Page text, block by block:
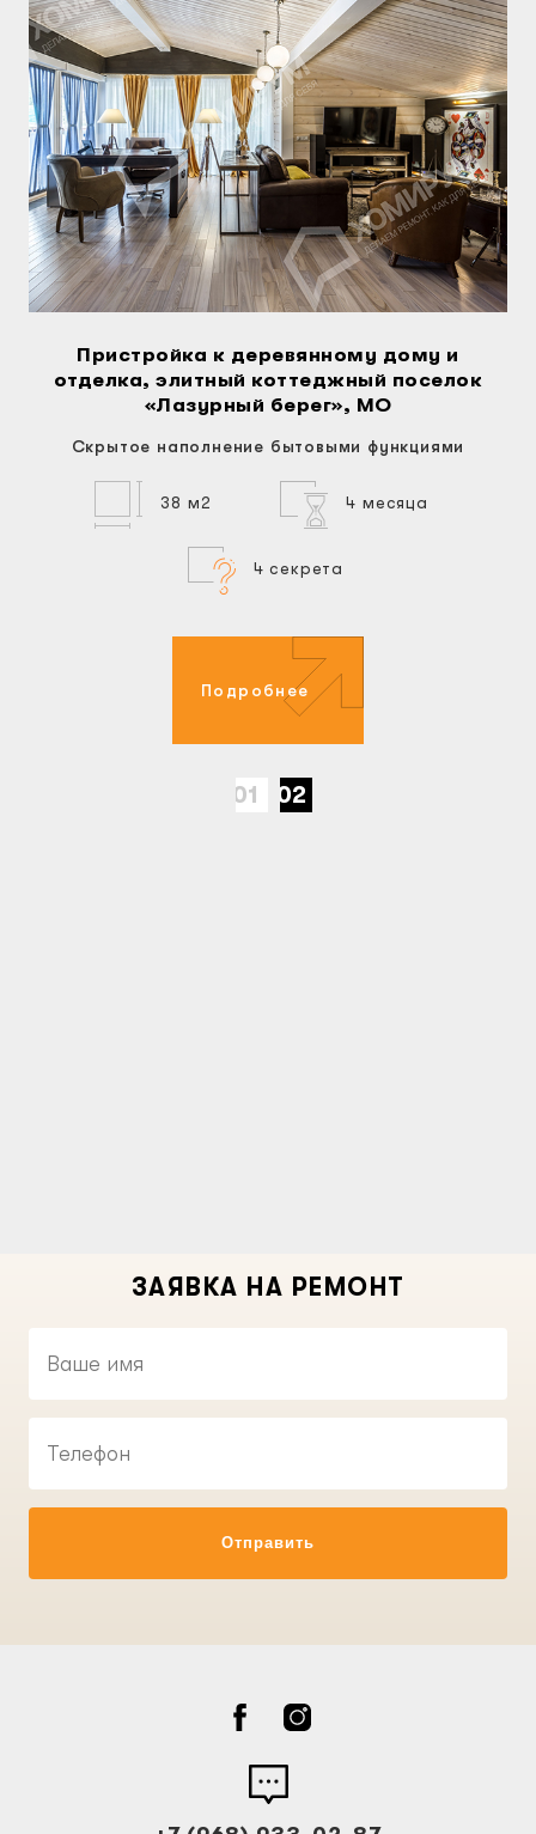
Пристройка к деревянному дому и
отделка, элитный коттеджный поселок
«Лазурный берег», МО
Скрытое наполнение бытовыми функциями
38 м2 4 месяца
4 секрета
Подробнее
01 02
ЗАЯВКА НА РЕМОНТ
Отправить